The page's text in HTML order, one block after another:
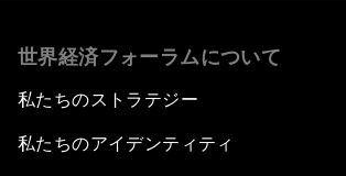
世界経済フォーラムについて
私たちのストラテジー
私たちのアイデンティティ